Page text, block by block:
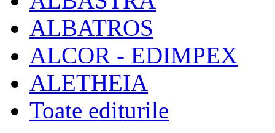
ALBATROS
ALCOR - EDIMPEX
ALETHEIA
Toate editurile